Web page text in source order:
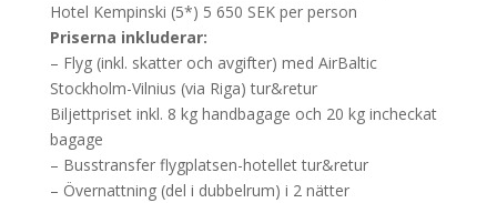
Hotel Kempinski (5*) 5 650 SEK per person
Priserna inkluderar:
– Flyg (inkl. skatter och avgifter) med AirBaltic
Stockholm-Vilnius (via Riga) tur&retur
Biljettpriset inkl. 8 kg handbagage och 20 kg incheckat
bagage
– Busstransfer flygplatsen-hotellet tur&retur
– Övernattning (del i dubbelrum) i 2 nätter